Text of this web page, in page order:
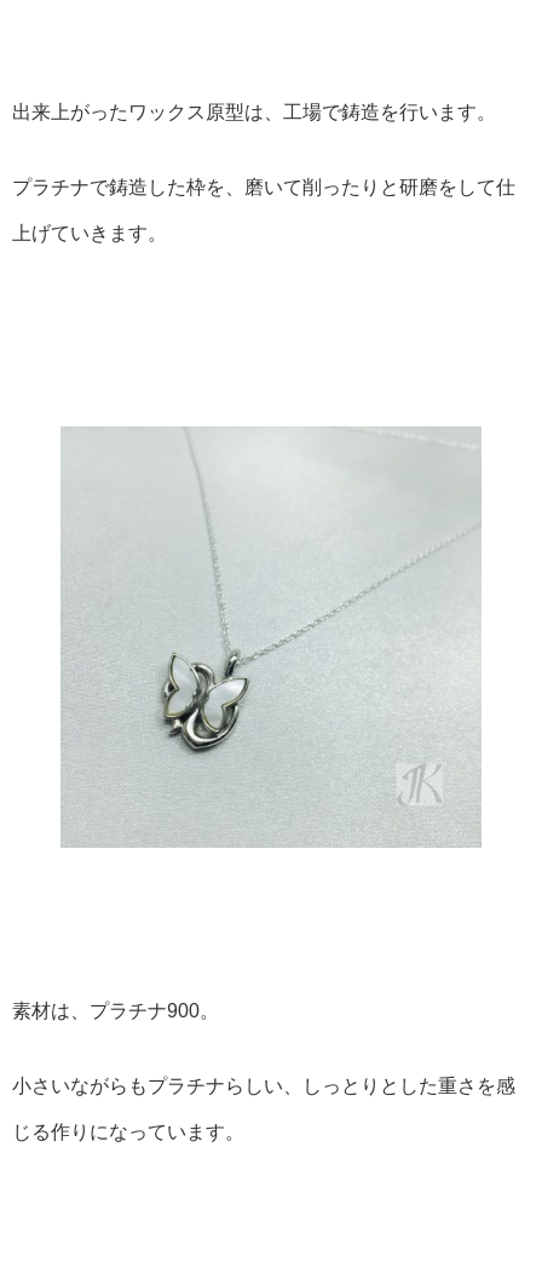
出来上がったワックス原型は、工場で鋳造を行います。
プラチナで鋳造した枠を、磨いて削ったりと研磨をして仕
上げていきます。
素材は、プラチナ900。
小さいながらもプラチナらしい、しっとりとした重さを感
じる作りになっています。